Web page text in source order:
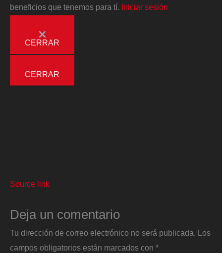
beneficios que tenemos para tí. Iniciar sesión
CERRAR
CERRAR
Source link
Deja un comentario
Tu dirección de correo electrónico no será publicada. Los
campos obligatorios están marcados con *